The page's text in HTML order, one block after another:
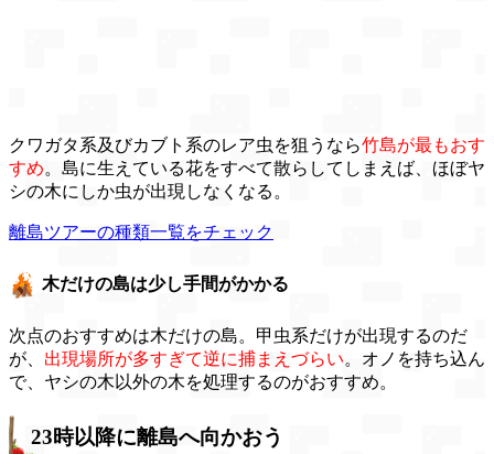
クワガタ系及びカブト系のレア虫を狙うなら竹島が最もおす
すめ。島に生えている花をすべて散らしてしまえば、ほぼヤ
シの木にしか虫が出現しなくなる。
離島ツアーの種類一覧をチェック
木だけの島は少し手間がかかる
次点のおすすめは木だけの島。甲虫系だけが出現するのだ
が、 出現場所が多すぎて逆に捕まえづらい。オノを持ち込ん
で、ヤシの木以外の木を処理するのがおすすめ。
23時以降に離島へ向かおう